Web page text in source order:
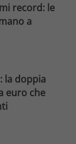
record: le
a
la doppia
euro che